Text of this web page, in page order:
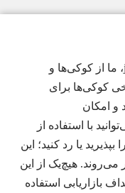
برای ارائهٔ بهترین تجربهٔ ممکن در jw.org، ما از کوکی‌ها و
کوکی‌ها برای
امکان
با استفاده از
یا رد کنید؛ این
می‌روند. هیچ‌یک از این
بازاریابی استفاده